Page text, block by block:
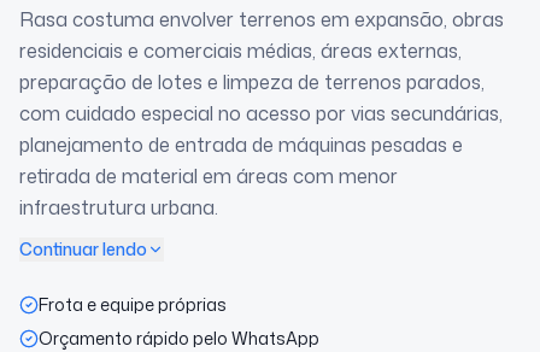
Rasa costuma envolver terrenos em expansão, obras
residenciais e comerciais médias, áreas externas,
preparação de lotes e limpeza de terrenos parados,
com cuidado especial no acesso por vias secundárias,
planejamento de entrada de máquinas pesadas e
retirada de material em áreas com menor
infraestrutura urbana.
Continuar lendo
Frota e equipe próprias
Orçamento rápido pelo WhatsApp